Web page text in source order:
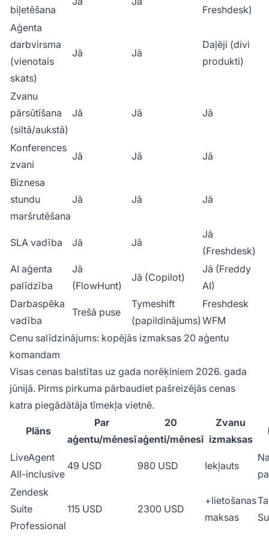
biļetēšana
Freshdesk)
Aģenta
darbvirsma
(vienotais
skats)
Jā Jā
Daļēji (divi
produkti)
Zvanu
pārsūtīšana
(siltā/aukstā)
Jā Jā Jā
Konferences
zvani
Jā Jā Jā
Biznesa
stundu
maršrutēšana
Jā Jā Jā
SLA vadība Jā Jā
Jā
(Freshdesk)
AI aģenta
palīdzība
Jā
(FlowHunt)
Jā (Copilot)
Jā (Freddy
AI)
Darbaspēka
vadība
Trešā puse
Tymeshift
(papildinājums)
Freshdesk
WFM
Cenu salīdzinājums: kopējās izmaksas 20 aģentu
komandam
Visas cenas balstītas uz gada norēķiniem 2026. gada
jūnijā. Pirms pirkuma pārbaudiet pašreizējās cenas
katra piegādātāja tīmekļa vietnē.
Plāns
Par
aģentu/mēnesī
20
aģenti/mēnesī
Zvanu
izmaksas
LiveAgent
All-inclusive
49 USD 980 USD Iekļauts
Zendesk
Suite
Professional
115 USD 2300 USD
+lietošanas
maksas